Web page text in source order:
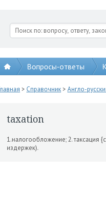
Вопросы-ответы
> Справочник> Англо-
taxation
1.налогообложение; 2. такса­ция
издержек).